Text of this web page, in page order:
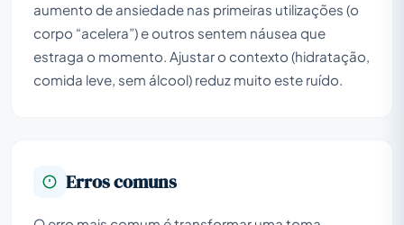
aumento de ansiedade nas primeiras utilizações (o
corpo “acelera”) e outros sentem náusea que
estraga o momento. Ajustar o contexto (hidratação,
comida leve, sem álcool) reduz muito este ruído.
Erros comuns